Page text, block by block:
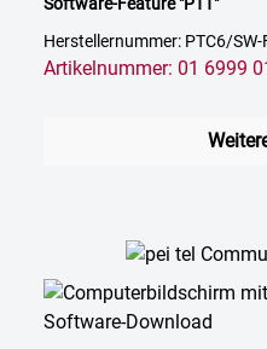
Herstellernummer: PTC6/
Artikelnummer: 01 6999